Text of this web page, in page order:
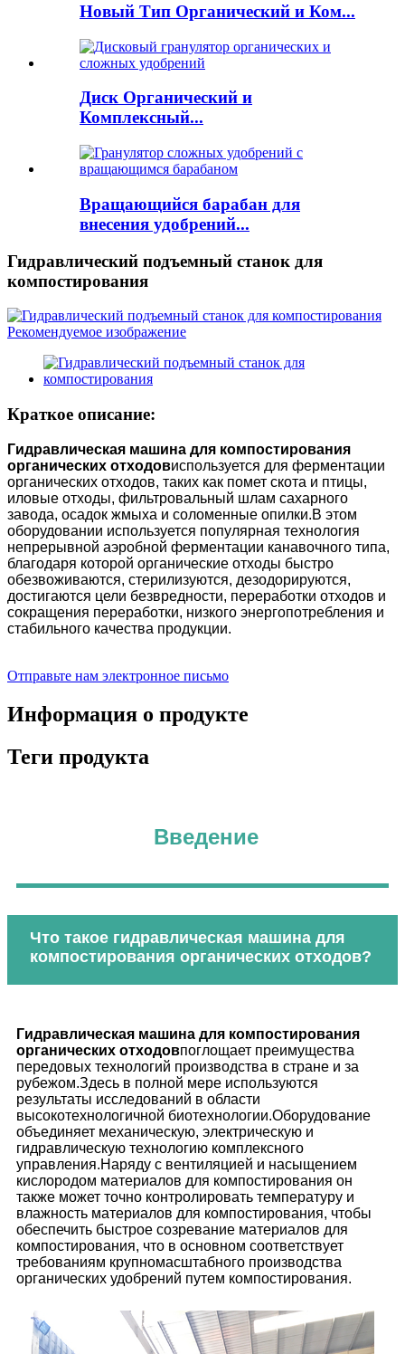
Новый Тип Органический и Ком...
Диск Органический и
Комплексный...
Вращающийся барабан для
внесения удобрений...
Гидравлический подъемный станок для
компостирования
Краткое описание:
Гидравлическая машина для компостирования
органических отходовиспользуется для ферментации
органических отходов, таких как помет скота и птицы,
иловые отходы, фильтровальный шлам сахарного
завода, осадок жмыха и соломенные опилки.В этом
оборудовании используется популярная технология
непрерывной аэробной ферментации канавочного типа,
благодаря которой органические отходы быстро
обезвоживаются, стерилизуются, дезодорируются,
достигаются цели безвредности, переработки отходов и
сокращения переработки, низкого энергопотребления и
стабильного качества продукции.
Отправьте нам электронное письмо
Информация о продукте
Теги продукта
Введение
Что такое гидравлическая машина для
компостирования органических отходов?
Гидравлическая машина для компостирования
органических отходовпоглощает преимущества
передовых технологий производства в стране и за
рубежом.Здесь в полной мере используются
результаты исследований в области
высокотехнологичной биотехнологии.Оборудование
объединяет механическую, электрическую и
гидравлическую технологию комплексного
управления.Наряду с вентиляцией и насыщением
кислородом материалов для компостирования он
также может точно контролировать температуру и
влажность материалов для компостирования, чтобы
обеспечить быстрое созревание материалов для
компостирования, что в основном соответствует
требованиям крупномасштабного производства
органических удобрений путем компостирования.